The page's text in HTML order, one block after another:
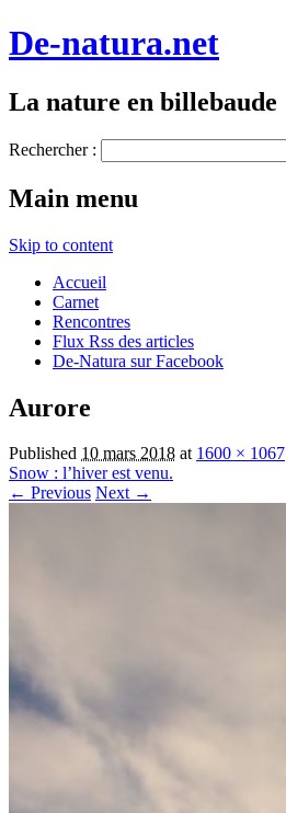
De-natura.net
La nature en billebaude
Rechercher :
Main menu
Skip to content
Accueil
Carnet
Rencontres
Flux Rss des articles
De-Natura sur Facebook
Aurore
Published 10 mars 2018 at 1600 × 1067
Snow : l’hiver est venu.
← Previous Next →